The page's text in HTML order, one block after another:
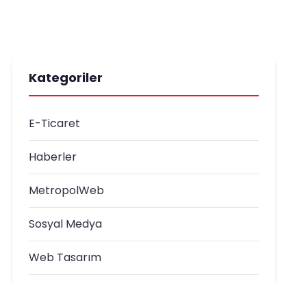
Kategoriler
E-Ticaret
Haberler
MetropolWeb
Sosyal Medya
Web Tasarım